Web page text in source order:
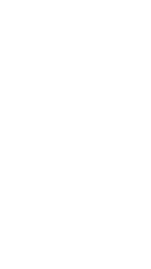
la suspensión de
de negocios,
de negocios
entidad, de
reglas y